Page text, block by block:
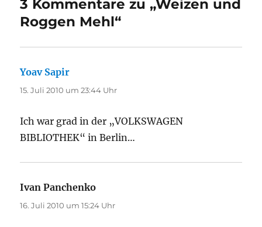
3 Kommentare zu „Weizen und
Roggen Mehl“
Yoav Sapir
15. Juli 2010 um 23:44 Uhr
Ich war grad in der „VOLKSWAGEN
BIBLIOTHEK“ in Berlin…
Ivan Panchenko
16. Juli 2010 um 15:24 Uhr